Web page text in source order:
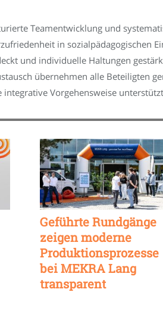
Teamentwicklung und
in sozialpädagogischen
und individuelle Haltungen
übernehmen alle Beteiligten
integrative Vorgehensweise
Geführte Rundgänge
zeigen moderne
Produktionsprozesse
bei MEKRA Lang
transparent